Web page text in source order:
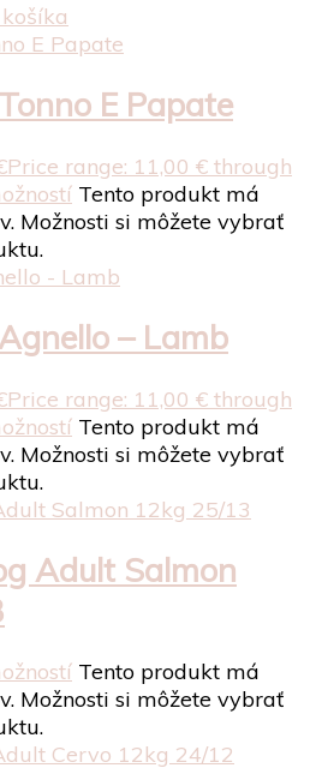
E Papate
Price range: 11,00 € through
Tento produkt má
Možnosti si môžete vybrať
– Lamb
Price range: 11,00 € through
Tento produkt má
Možnosti si môžete vybrať
Adult Salmon
Tento produkt má
Možnosti si môžete vybrať